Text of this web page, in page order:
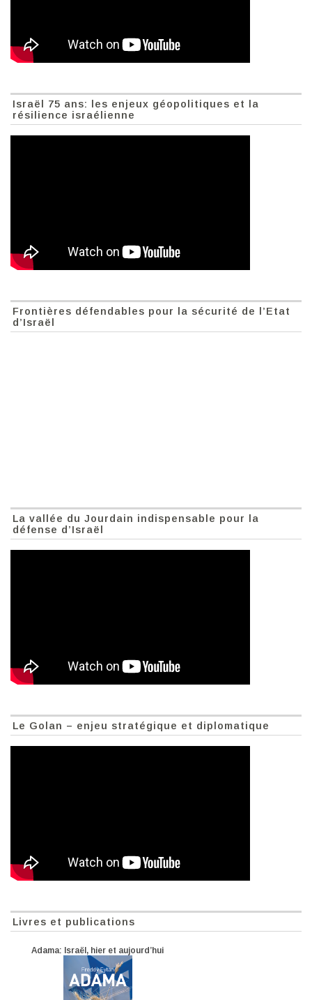
Israël 75 ans: les enjeux géopolitiques et la
résilience israélienne
Frontières défendables pour la sécurité de l’Etat
d’Israël
La vallée du Jourdain indispensable pour la
défense d’Israël
Le Golan – enjeu stratégique et diplomatique
Livres et publications
Adama: Israël, hier et aujourd’hui